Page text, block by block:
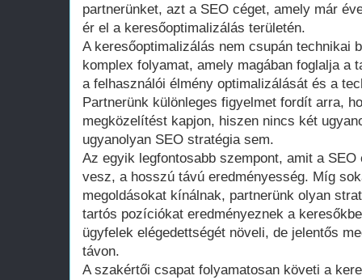
partnerünket, azt a SEO céget, amely már
ér el a keresőoptimalizálás területén.
A keresőoptimalizálás nem csupán technikai
komplex folyamat, amely magában foglalja a
a felhasználói élmény optimalizálását és a
Partnerünk különleges figyelmet fordít arra,
megközelítést kapjon, hiszen nincs két
ugyanolyan SEO stratégia sem.
Az egyik legfontosabb szempont, amit a
vesz, a hosszú távú eredményesség. Míg
megoldásokat kínálnak, partnerünk olyan
tartós pozíciókat eredményeznek a
ügyfelek elégedettségét növeli, de jelentős
távon.
A szakértői csapat folyamatosan követi a